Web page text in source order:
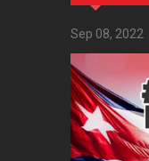
Sep 08, 2022